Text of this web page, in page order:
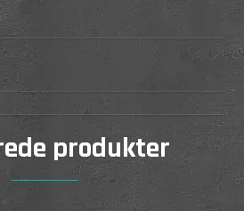
produkter